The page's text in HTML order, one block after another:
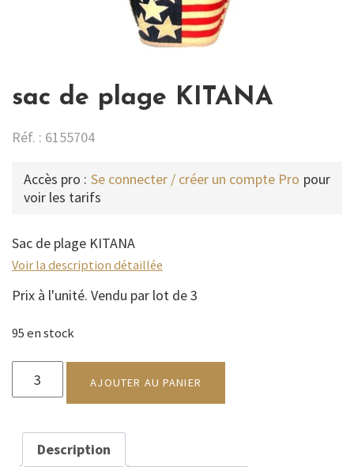
sac de plage KITANA
Réf. : 6155704
Accès pro : Se connecter / créer un compte Pro pour
voir les tarifs
Sac de plage KITANA
Voir la description détaillée
Prix à l'unité. Vendu par lot de 3
95 en stock
quantité
sac
plage
KITANA
AJOUTER AU PANIER
Description